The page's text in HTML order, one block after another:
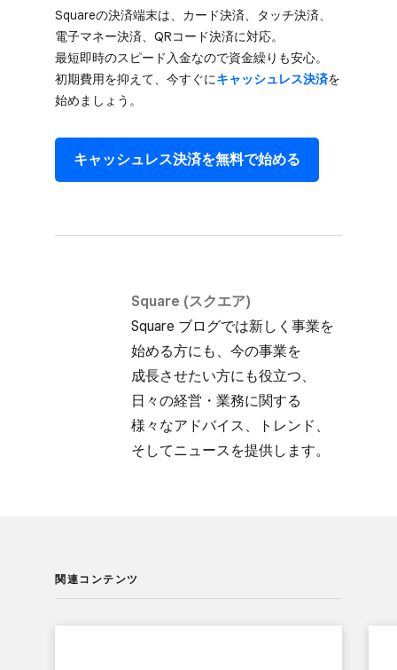
Squareの​決済端末は、​カード決済、​タッチ決済、​
電子マネー決済、​QRコード決済に​対応。​
最短即時の​スピード入金なので​資金繰りも​安心。​
初期費用を​抑えて、​今すぐに​キャッシュレス決済を​
始めましょう。
キャッシュレス決済を​無料で​始める
Square (スクエア)
Square ブログでは​新しく​事業を​
始める方にも、​今の​事業を​
成長させたい方にも​役立つ、​
日々の​経営・業務に​関する​
様々な​アドバイス、​トレンド、​
そして​ニュースを​提供します。
関連コンテンツ